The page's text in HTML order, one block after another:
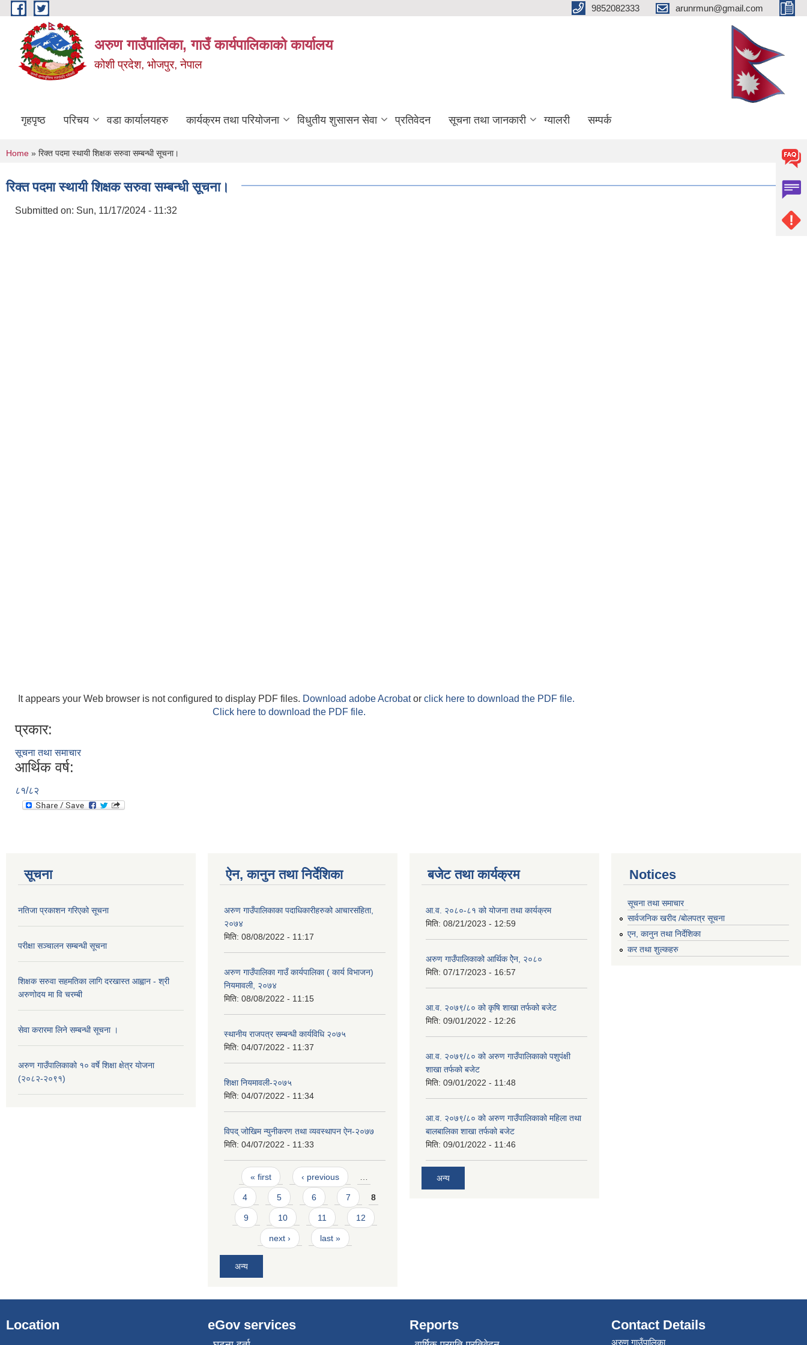
Skip to main content 9852082333 arunrmun@gmail.com
अरुण गाउँपालिका, गाउँ कार्यपालिकाको कार्यालय
कोशी प्रदेश, भोजपुर, नेपाल
गृहपृष्ठ परिचय वडा कार्यालयहरु कार्यक्रम तथा परियोजना विधुतीय शुसासन सेवा प्रतिवेदन सूचना तथा जानकारी ग्यालरी सम्पर्क
You are here
Home » रिक्त पदमा स्थायी शिक्षक सरुवा सम्बन्धी सूचना।
रिक्त पदमा स्थायी शिक्षक सरुवा सम्बन्धी सूचना।
Submitted on: Sun, 11/17/2024 - 11:32
It appears your Web browser is not configured to display PDF files. Download adobe Acrobator click here to download the PDF file.
Click here to download the PDF file.
प्रकार:
सूचना तथा समाचार
आर्थिक वर्ष:
८१/८२
सूचना
नतिजा प्रकाशन गरिएको सूचना
परीक्षा सञ्चालन सम्बन्धी सूचना
शिक्षक सरुवा सहमतिका लागि दरखास्त आह्वान - श्री
अरुणोदय मा वि चरम्बी
सेवा करारमा लिने सम्बन्धी सूचना ।
अरुण गाउँपालिकाको १० वर्षे शिक्षा क्षेत्र योजना
(२०८२-२०९१)
ऐन, कानुन तथा निर्देशिका
अरुण गाउँपालिकाका पदाधिकारीहरुको आचारसंहिता,
२०७४
मिति: 08/08/2022 - 11:17
अरुण गाउँपालिका गाउँ कार्यपालिका ( कार्य विभाजन)
नियमावली, २०७४
मिति: 08/08/2022 - 11:15
स्थानीय राजपत्र सम्बन्धी कार्यविधि २०७५
मिति: 04/07/2022 - 11:37
शिक्षा नियमावली-२०७५
मिति: 04/07/2022 - 11:34
विपद् जोखिम न्युनीकरण तथा व्यवस्थापन ऐन-२०७७
मिति: 04/07/2022 - 11:33
Pages
« first ‹ previous …
4 5 6 7 8
9 10 11 12
next › last »
अन्य
बजेट तथा कार्यक्रम
आ.व. २०८०-८१ को योजना तथा कार्यक्रम
मिति: 08/21/2023 - 12:59
अरुण गाउँपालिकाको आर्थिक ऐेन, २०८०
मिति: 07/17/2023 - 16:57
आ.व. २०७९/८० को कृषि शाखा तर्फको बजेट
मिति: 09/01/2022 - 12:26
आ.व. २०७९/८० को अरुण गाउँपालिकाको पशुपंक्षी
शाखा तर्फको बजेट
मिति: 09/01/2022 - 11:48
आ.व. २०७९/८० को अरुण गाउँपालिकाको महिला तथा
बालबालिका शाखा तर्फको बजेट
मिति: 09/01/2022 - 11:46
अन्य
Notices
सूचना तथा समाचार
सार्वजनिक खरीद /बोलपत्र सूचना
एन, कानुन तथा निर्देशिका
कर तथा शुल्कहरु
Location eGov services Reports Contact Details
अरुण गाउँपालिका